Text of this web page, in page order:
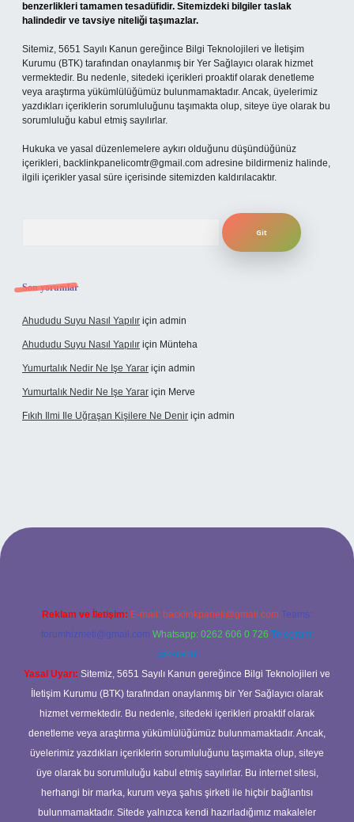
benzerlikleri tamamen tesadüfidir. Sitemizdeki bilgiler taslak
halindedir ve tavsiye niteliği taşımazlar.
Sitemiz, 5651 Sayılı Kanun gereğince Bilgi Teknolojileri ve İletişim
Kurumu (BTK) tarafından onaylanmış bir Yer Sağlayıcı olarak hizmet
vermektedir. Bu nedenle, sitedeki içerikleri proaktif olarak denetleme
veya araştırma yükümlülüğümüz bulunmamaktadır. Ancak, üyelerimiz
yazdıkları içeriklerin sorumluluğunu taşımakta olup, siteye üye olarak bu
sorumluluğu kabul etmiş sayılırlar.
Hukuka ve yasal düzenlemelere aykırı olduğunu düşündüğünüz
içerikleri, backlinkpanelicomtr@gmail.com adresine bildirmeniz halinde,
ilgili içerikler yasal süre içerisinde sitemizden kaldırılacaktır.
Son yorumlar
Ahududu Suyu Nasıl Yapılır için admin
Ahududu Suyu Nasıl Yapılır için Münteha
Yumurtalık Nedir Ne Işe Yarar için admin
Yumurtalık Nedir Ne Işe Yarar için Merve
Fıkıh Ilmi Ile Uğraşan Kişilere Ne Denir için admin
giriş
Reklam ve İletişim: E-mail: backlinkpaneli@gmail.com Teams:
forumhizmeti@gmail.com Whatsapp: 0262 606 0 726 Telegram:
@karabul
Yasal Uyarı: Sitemiz, 5651 Sayılı Kanun gereğince Bilgi Teknolojileri ve
İletişim Kurumu (BTK) tarafından onaylanmış bir Yer Sağlayıcı olarak
hizmet vermektedir. Bu nedenle, sitedeki içerikleri proaktif olarak
denetleme veya araştırma yükümlülüğümüz bulunmamaktadır. Ancak,
üyelerimiz yazdıkları içeriklerin sorumluluğunu taşımakta olup, siteye
üye olarak bu sorumluluğu kabul etmiş sayılırlar. Bu internet sitesi,
herhangi bir marka, kurum veya şahıs şirketi ile hiçbir bağlantısı
bulunmamaktadır. Sitede yalnızca kendi hazırladığımız makaleler